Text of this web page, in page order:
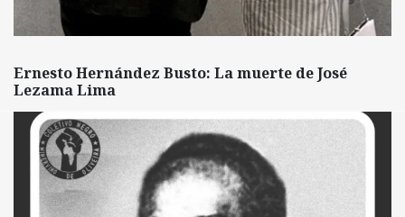
Ernesto Hernández Busto: La muerte de José
Lezama Lima